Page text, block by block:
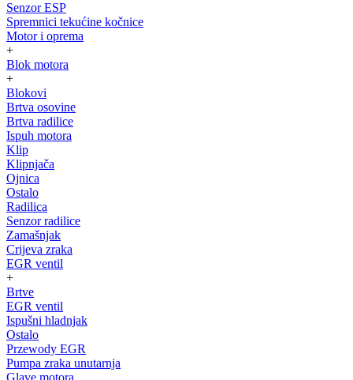
Senzor ESP
Spremnici tekućine kočnice
Motor i oprema
+
Blok motora
+
Blokovi
Brtva osovine
Brtva radilice
Ispuh motora
Klip
Klipnjača
Ojnica
Ostalo
Radilica
Senzor radilice
Zamašnjak
Crijeva zraka
EGR ventil
+
Brtve
EGR ventil
Ispušni hladnjak
Ostalo
Przewody EGR
Pumpa zraka unutarnja
Glave motora